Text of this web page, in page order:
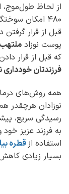
480 امکان
قبل از قرار گرفتن
پوست نوزاد ملتهب
که قبل از قرار
فرزندتان خودداری
همه روش‌های
نوزادان هرچقدر
رسیدگی سریع،
به فرزند عزیز
استفاده از قطره
بسیار زیادی